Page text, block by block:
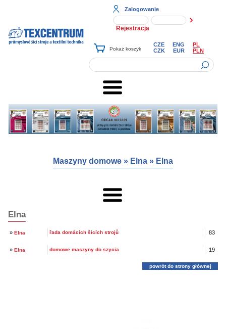
Zalogowanie
Rejestracja
CZE ENG
PL
CZK
EUR PLN
Maszyny domowe » Elna » Elna
Elna
» Elna řada domácích šicích strojů 83
» Elna domowe maszyny do szycia 19
powrót do strony głównej